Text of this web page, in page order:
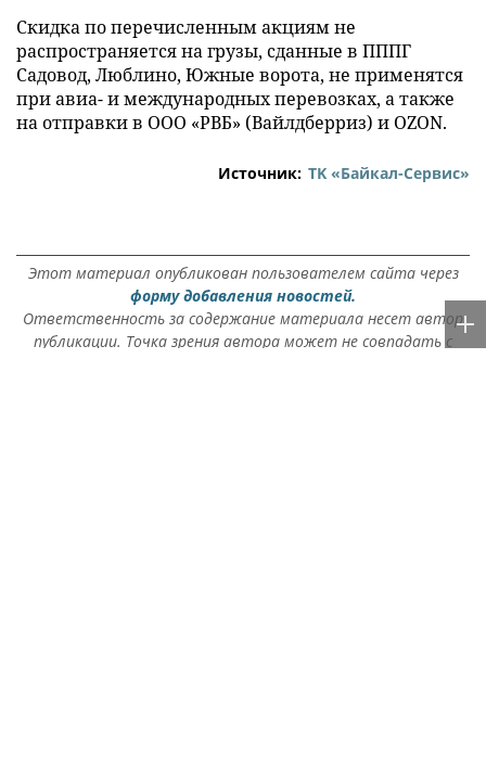
Скидка по перечисленным акциям не
распространяется на грузы, сданные в ПППГ
Садовод, Люблино, Южные ворота, не применятся
при авиа- и международных перевозках, а также
на отправки в ООО «РВБ» (Вайлдберриз) и OZON.
Источник: ТK «Байкал-Сервис»
Этот материал опубликован пользователем сайта через
форму добавления новостей.
Ответственность за содержание материала несет автор
публикации. Точка зрения автора может не совпадать с